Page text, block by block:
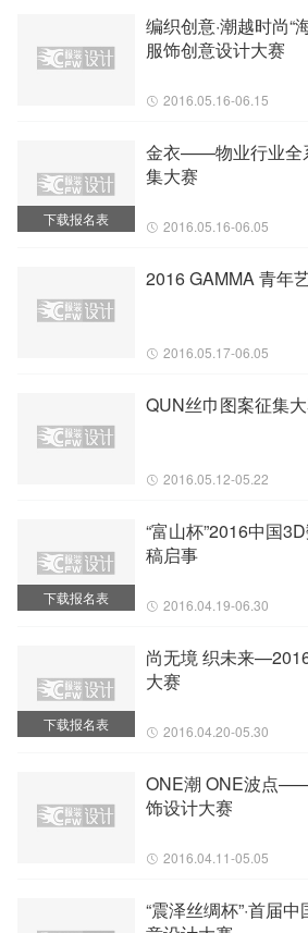
编织创意·潮越时尚“
服饰创意设计大赛
2016.05.16-06.15
下载报名表
金衣——物业行业全
集大赛
2016.05.16-06.05
2016 GAMMA 青年
2016.05.17-06.05
QUN丝巾图案征集
2016.05.12-05.22
下载报名表
“富山杯”2016中国
稿启事
2016.04.19-06.30
下载报名表
尚无境 织未来
大赛
2016.04.20-05.30
ONE潮 ONE波点
饰设计大赛
2016.04.11-05.05
“震泽丝绸杯”·首届